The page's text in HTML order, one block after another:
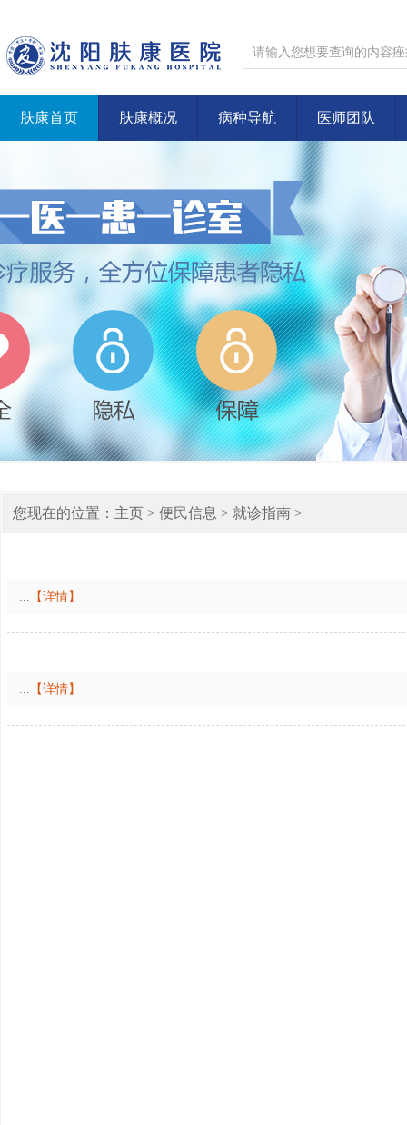
肤康首页 肤康概况 病种导航 医师团队
您现在的位置： 主页 > 便民信息 > 就诊指南 >
... 【详情】
... 【详情】